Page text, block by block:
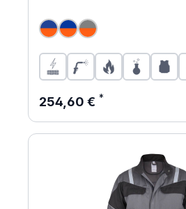
Regulärer Preis:
254,60 €